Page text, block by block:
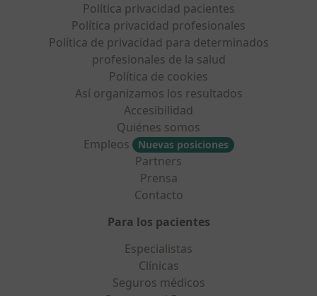
Política privacidad pacientes
Política privacidad profesionales
Política de privacidad para determinados
profesionales de la salud
Política de cookies
Así organizamos los resultados
Accesibilidad
Quiénes somos
Empleos
Nuevas posiciones
Partners
Prensa
Contacto
Para los pacientes
Especialistas
Clínicas
Seguros médicos